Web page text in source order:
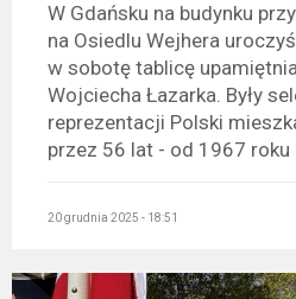
W Gdańsku na budynku
na Osiedlu Wejhera
w sobotę tablicę
Wojciecha Łazarka. Były
reprezentacji Polski
przez 56 lat - od 1967
20 grudnia 2025 - 18:51